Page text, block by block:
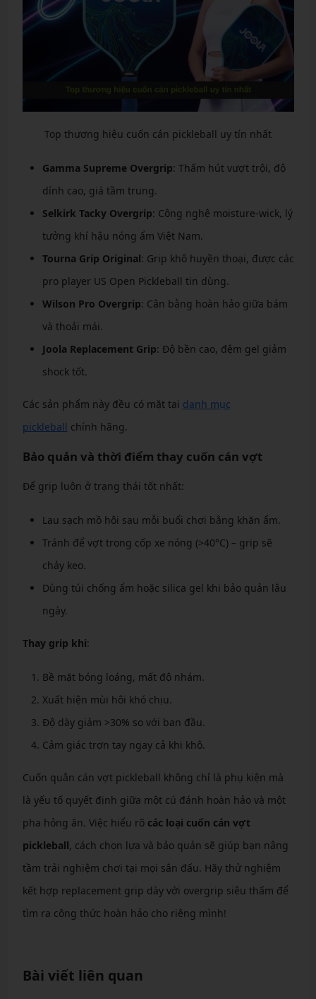
Top thương hiệu cuốn cán pickleball uy tín nhất
Gamma Supreme Overgrip: Thấm hút vượt trội, độ
dính cao, giá tầm trung.
Selkirk Tacky Overgrip: Công nghệ moisture-wick, lý
tưởng khí hậu nóng ẩm Việt Nam.
Tourna Grip Original: Grip khô huyền thoại, được các
pro player US Open Pickleball tin dùng.
Wilson Pro Overgrip: Cân bằng hoàn hảo giữa bám
và thoải mái.
Joola Replacement Grip: Độ bền cao, đệm gel giảm
shock tốt.
Các sản phẩm này đều có mặt tại danh mục
pickleball chính hãng.
Bảo quản và thời điểm thay cuốn cán vợt
Để grip luôn ở trạng thái tốt nhất:
Lau sạch mồ hôi sau mỗi buổi chơi bằng khăn ẩm.
Tránh để vợt trong cốp xe nóng (>40°C) – grip sẽ
chảy keo.
Dùng túi chống ẩm hoặc silica gel khi bảo quản lâu
ngày.
Thay grip khi:
Bề mặt bóng loáng, mất độ nhám.
Xuất hiện mùi hôi khó chịu.
Độ dày giảm >30% so với ban đầu.
Cảm giác trơn tay ngay cả khi khô.
Cuốn quắn cán vợt pickleball không chỉ là phụ kiện mà
là yếu tố quyết định giữa một cú đánh hoàn hảo và một
pha hỏng ăn. Việc hiểu rõ các loại cuốn cán vợt
pickleball, cách chọn lựa và bảo quản sẽ giúp bạn nâng
tầm trải nghiệm chơi tại mọi sân đấu. Hãy thử nghiệm
kết hợp replacement grip dày với overgrip siêu thấm để
tìm ra công thức hoàn hảo cho riêng mình!
Bài viết liên quan